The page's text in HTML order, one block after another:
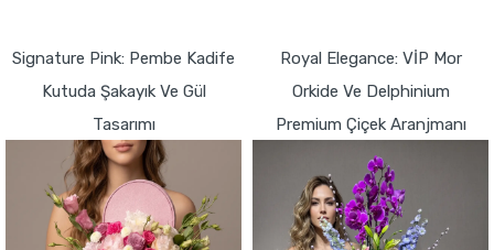
Signature Pink: Pembe Kadife
Kutuda Şakayık Ve Gül
Tasarımı
Royal Elegance: VİP Mor
Orkide Ve Delphinium
Premium Çiçek Aranjmanı